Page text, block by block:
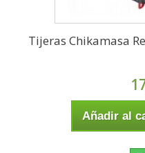
Tijeras Chikamasa
Añadir al